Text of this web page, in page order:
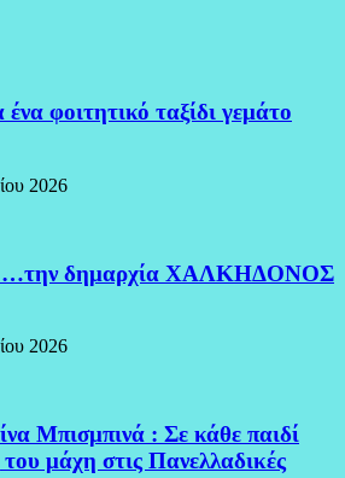
φοιτητικό ταξίδι γεμάτο
2026
…την δημαρχία ΧΑΛΚΗΔΟΝΟΣ
2026
Μπισμπινά : Σε κάθε παιδί
μάχη στις Πανελλαδικές